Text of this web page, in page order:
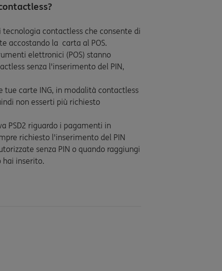
contactless che consente di
accostando la carta al POS.
elettronici (POS) stanno
senza l'inserimento del PIN,
tue carte ING, in modalità contactless
non esserti più richiesto
PSD2 riguardo i pagamenti in
richiesto l'inserimento del PIN
senza PIN o quando raggiungi
hai inserito.